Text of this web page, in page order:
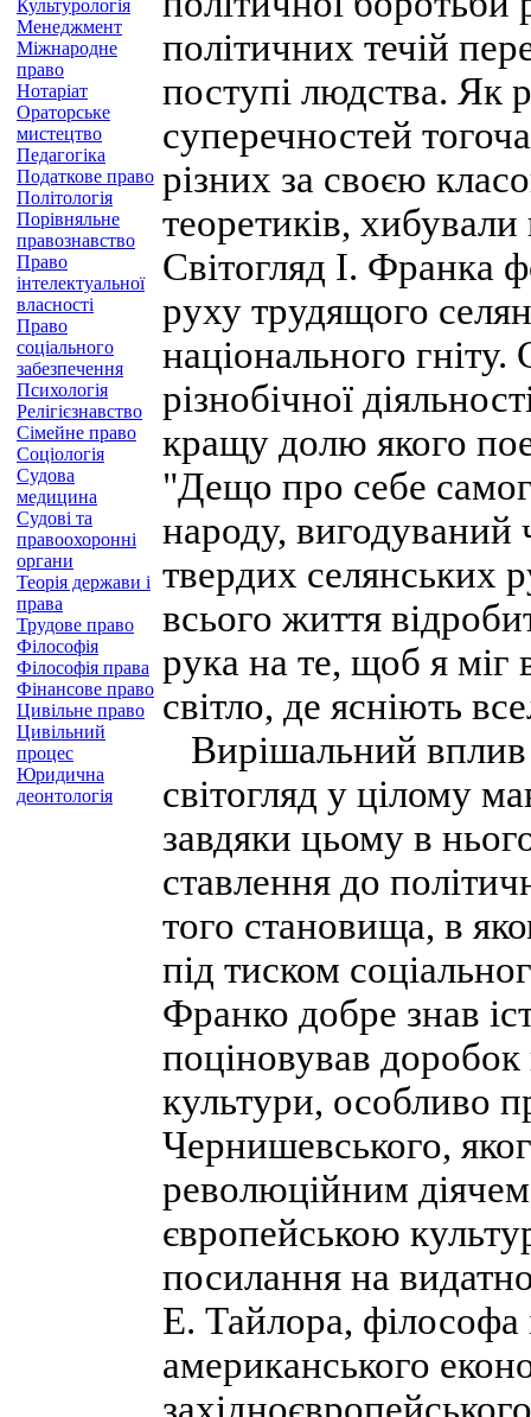
Культурологія
Менеджмент
Міжнародне
право
Нотаріат
Ораторське
мистецтво
Педагогіка
Податкове право
Політологія
Порівняльне
правознавство
Право
інтелектуальної
власності
Право
соціального
забезпечення
Психологія
Релігієзнавство
Сімейне право
Соціологія
Судова
медицина
Судові та
правоохоронні
органи
Теорія держави і
права
Трудове право
Філософія
Філософія права
Фінансове право
Цивільне право
Цивільний
процес
Юридична
деонтологія
політичних течій
поступі людства. Як
суперечностей
різних за своєю
теоретиків,
Світогляд І. Франка
руху трудящого
національного
різнобічної
кращу долю якого
"Дещо про себе
народу,
твердих селянських
всього життя
рука на те, щоб я міг
світло, де ясніють
Вирішальний вплив
світогляд у цілому
завдяки цьому в
ставлення до
того становища, в
під тиском
Франко добре знав
поціновував доробок
культури, особливо
Чернишевського,
революційним
європейською
посилання на
Е. Тайлора, філософа
американського